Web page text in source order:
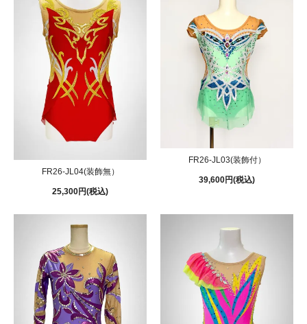
FR26-JL04(装飾無）
25,300円(税込)
FR26-JL03(装飾付）
39,600円(税込)